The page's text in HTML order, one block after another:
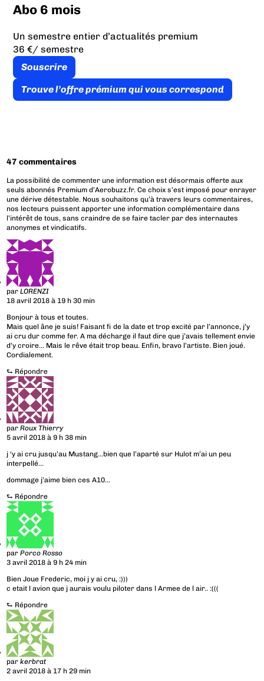
Abo 6 mois
Un semestre entier d’actualités premium
36 €/ semestre
Souscrire
Trouve l’offre prémium qui vous correspond
47 commentaires
La possibilité de commenter une information est désormais offerte aux
seuls abonnés Premium d’Aerobuzz.fr. Ce choix s’est imposé pour enrayer
une dérive détestable. Nous souhaitons qu’à travers leurs commentaires,
nos lecteurs puissent apporter une information complémentaire dans
l’intérêt de tous, sans craindre de se faire tacler par des internautes
anonymes et vindicatifs.
parLORENZI
18 avril 2018 à 19 h 30 min
Bonjour à tous et toutes.
Mais quel âne je suis! Faisant fi de la date et trop excité par l’annonce, j’y
ai cru dur comme fer. A ma décharge il faut dire que j’avais tellement envie
d’y croire… Mais le rêve était trop beau. Enfin, bravo l’artiste. Bien joué.
Cordialement.
⮑ Répondre
parRoux Thierry
5 avril 2018 à 9 h 38 min
j ‘y ai cru jusqu’au Mustang…bien que l’aparté sur Hulot m’ai un peu
interpellé…
dommage j’aime bien ces A10…
⮑ Répondre
parPorco Rosso
3 avril 2018 à 9 h 24 min
Bien Joue Frederic, moi j y ai cru, :)))
c etait l avion que j aurais voulu piloter dans l Armee de l air.. :(((
⮑ Répondre
parkerbrat
2 avril 2018 à 17 h 29 min